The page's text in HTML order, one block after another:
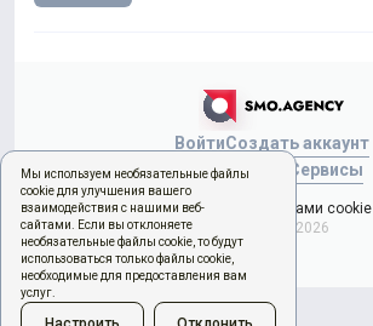
Мы используем необязательные файлы
cookie для улучшения вашего
взаимодействия с нашими веб-
сайтами. Если вы отклоняете
необязательные файлы cookie, то будут
использоваться только файлы cookie,
необходимые для предоставления вам
услуг.
ВойтиСоздать аккаунт
Новый заказ
Сервисы
Управление файлами cookie
Copyright © 2026